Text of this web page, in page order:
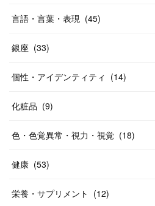
言語・言葉・表現 (45)
銀座 (33)
個性・アイデンティティ (14)
化粧品 (9)
色・色覚異常・視力・視覚 (18)
健康 (53)
栄養・サプリメント (12)